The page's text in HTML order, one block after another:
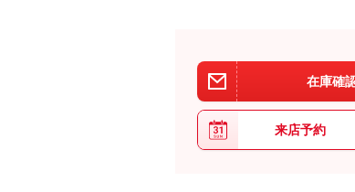
在庫確
来店予約